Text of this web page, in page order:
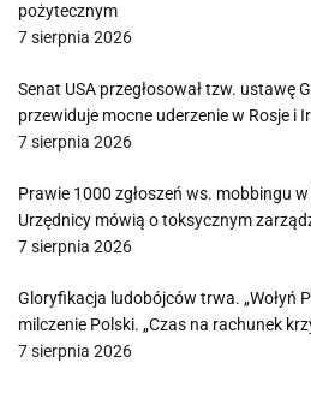
pożytecznym
7 sierpnia 2026
Senat USA przegłosował tzw. ustawę
przewiduje mocne uderzenie w Rosje i
7 sierpnia 2026
Prawie 1000 zgłoszeń ws. mobbingu
Urzędnicy mówią o toksycznym
7 sierpnia 2026
Gloryfikacja ludobójców trwa. „Wołyń
milczenie Polski. „Czas na rachunek
7 sierpnia 2026